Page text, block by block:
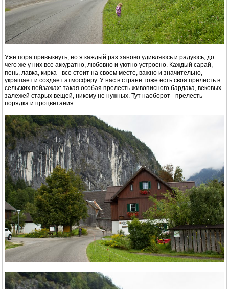
Уже пора привыкнуть, но я каждый раз заново удивляюсь и радуюсь, до
чего же у них все аккуратно, любовно и уютно устроено. Каждый сарай,
пень, лавка, кирка - все стоит на своем месте, важно и значительно,
украшает и создает атмосферу. У нас в стране тоже есть своя прелесть в
сельских пейзажах: такая особая прелесть живописного бардака, вековых
залежей старых вещей, никому не нужных. Тут наоборот - прелесть
порядка и процветания.